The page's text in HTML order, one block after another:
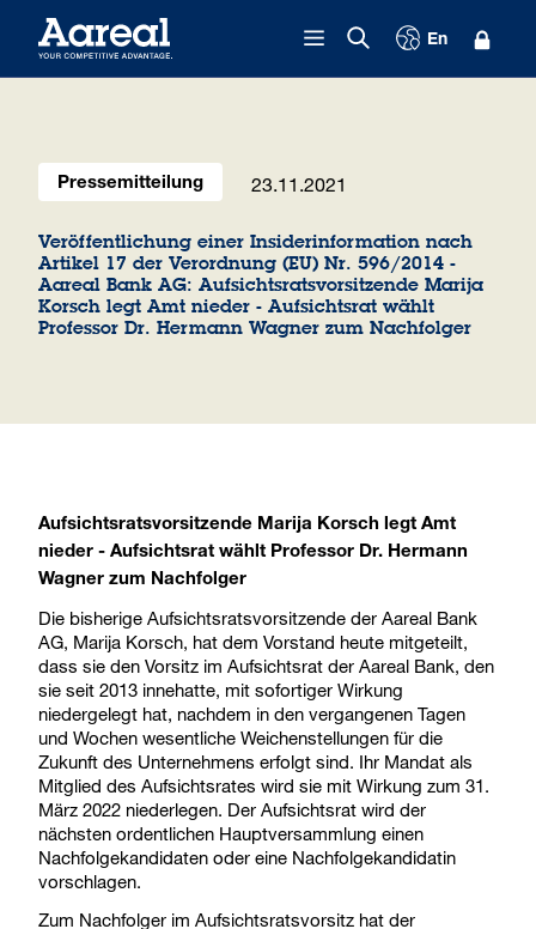
En
Pressemitteilung 23.11.2021
Veröffentlichung einer Insiderinformation nach
Artikel 17 der Verordnung (EU) Nr. 596/2014 -
Aareal Bank AG: Aufsichtsratsvorsitzende Marija
Korsch legt Amt nieder - Aufsichtsrat wählt
Professor Dr. Hermann Wagner zum Nachfolger
Aufsichtsratsvorsitzende Marija Korsch legt Amt
nieder - Aufsichtsrat wählt Professor Dr. Hermann
Wagner zum Nachfolger
Die bisherige Aufsichtsratsvorsitzende der Aareal Bank
AG, Marija Korsch, hat dem Vorstand heute mitgeteilt,
dass sie den Vorsitz im Aufsichtsrat der Aareal Bank, den
sie seit 2013 innehatte, mit sofortiger Wirkung
niedergelegt hat, nachdem in den vergangenen Tagen
und Wochen wesentliche Weichenstellungen für die
Zukunft des Unternehmens erfolgt sind. Ihr Mandat als
Mitglied des Aufsichtsrates wird sie mit Wirkung zum 31.
März 2022 niederlegen. Der Aufsichtsrat wird der
nächsten ordentlichen Hauptversammlung einen
Nachfolgekandidaten oder eine Nachfolgekandidatin
vorschlagen.
Zum Nachfolger im Aufsichtsratsvorsitz hat der